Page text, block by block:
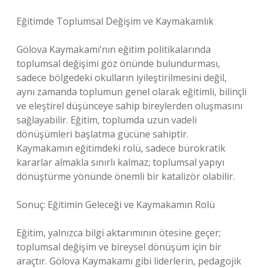
Eğitimde Toplumsal Değişim ve Kaymakamlık
Gölova Kaymakamı’nın eğitim politikalarında
toplumsal değişimi göz önünde bulundurması,
sadece bölgedeki okulların iyileştirilmesini değil,
aynı zamanda toplumun genel olarak eğitimli, bilinçli
ve eleştirel düşünceye sahip bireylerden oluşmasını
sağlayabilir. Eğitim, toplumda uzun vadeli
dönüşümleri başlatma gücüne sahiptir.
Kaymakamın eğitimdeki rolü, sadece bürokratik
kararlar almakla sınırlı kalmaz; toplumsal yapıyı
dönüştürme yönünde önemli bir katalizör olabilir.
Sonuç: Eğitimin Geleceği ve Kaymakamın Rolü
Eğitim, yalnızca bilgi aktarımının ötesine geçer;
toplumsal değişim ve bireysel dönüşüm için bir
araçtır. Gölova Kaymakamı gibi liderlerin, pedagojik